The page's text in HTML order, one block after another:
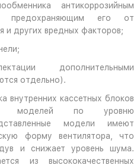
антикоррозийным
предохраняющим его от
и других вредных факторов;
дополнительными
отдельно).
внутренних кассетных блоков
моделей по уровню
модели имеют
форму вентилятора, что
и снижает уровень шума.
из высококачественных